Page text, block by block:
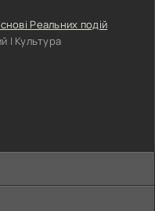
Реальних подій
| Культура